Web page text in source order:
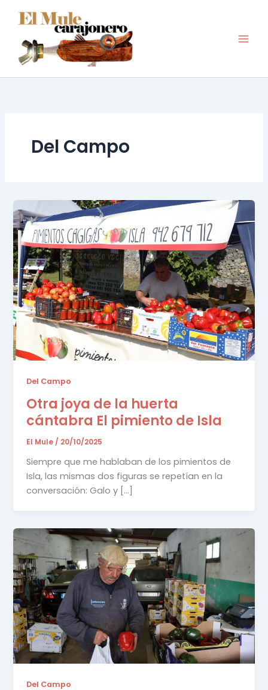
Del Campo
Del Campo
Otra joya de la huerta
cántabra El pimiento de Isla
El Mule / 20/10/2025
Siempre que me hablaban de los pimientos de
Isla, las mismas dos figuras se repetían en la
conversación: Galo y […]
Del Campo